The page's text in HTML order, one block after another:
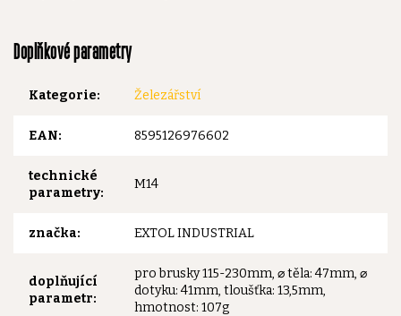
Doplňkové parametry
Kategorie: Železářství
EAN: 8595126976602
technické
parametry:
M14
značka: EXTOL INDUSTRIAL
doplňující
parametr:
pro brusky 115-230mm, ⌀ těla: 47mm, ⌀
dotyku: 41mm, tloušťka: 13,5mm,
hmotnost: 107g